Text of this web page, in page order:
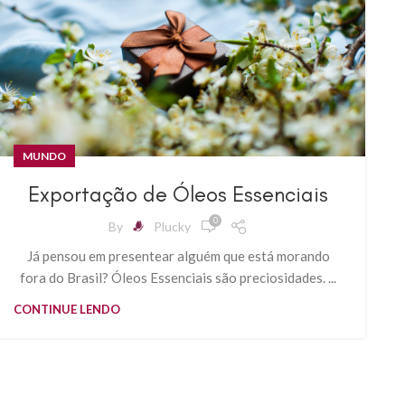
MUNDO
Exportação de Óleos Essenciais
By Plucky 0
Já pensou em presentear alguém que está morando
fora do Brasil? Óleos Essenciais são preciosidades. ...
CONTINUE LENDO